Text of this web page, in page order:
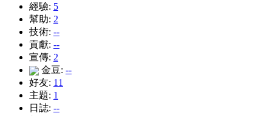
經驗: 5
幫助: 2
技術: --
貢獻: --
宣傳: 2
金豆: --
好友: 11
主題: 1
日誌: --